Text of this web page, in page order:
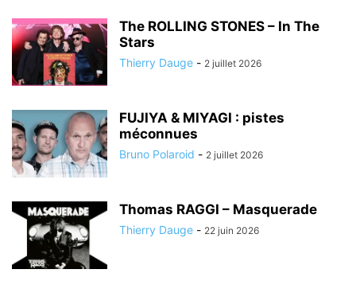
The ROLLING STONES – In The
Stars
Thierry Dauge - 2 juillet 2026
FUJIYA & MIYAGI : pistes
méconnues
Bruno Polaroid - 2 juillet 2026
Thomas RAGGI – Masquerade
Thierry Dauge - 22 juin 2026